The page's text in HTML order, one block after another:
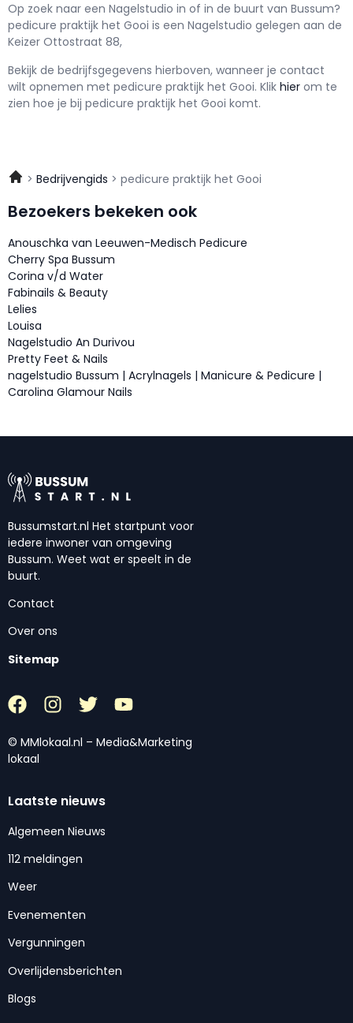
Op zoek naar een Nagelstudio in of in de buurt van Bussum?
pedicure praktijk het Gooi is een Nagelstudio gelegen aan de
Keizer Ottostraat 88,
Bekijk de bedrijfsgegevens hierboven, wanneer je contact
wilt opnemen met pedicure praktijk het Gooi. Klik hier om te
zien hoe je bij pedicure praktijk het Gooi komt.
Bedrijvengids pedicure praktijk het Gooi
Bezoekers bekeken ook
Anouschka van Leeuwen-Medisch Pedicure
Cherry Spa Bussum
Corina v/d Water
Fabinails & Beauty
Lelies
Louisa
Nagelstudio An Durivou
Pretty Feet & Nails
nagelstudio Bussum | Acrylnagels | Manicure & Pedicure |
Carolina Glamour Nails
Bussumstart.nl Het startpunt voor
iedere inwoner van omgeving
Bussum. Weet wat er speelt in de
buurt.
Contact
Over ons
Sitemap
© MMlokaal.nl – Media&Marketing
lokaal
Laatste nieuws
Algemeen Nieuws
112 meldingen
Weer
Evenementen
Vergunningen
Overlijdensberichten
Blogs